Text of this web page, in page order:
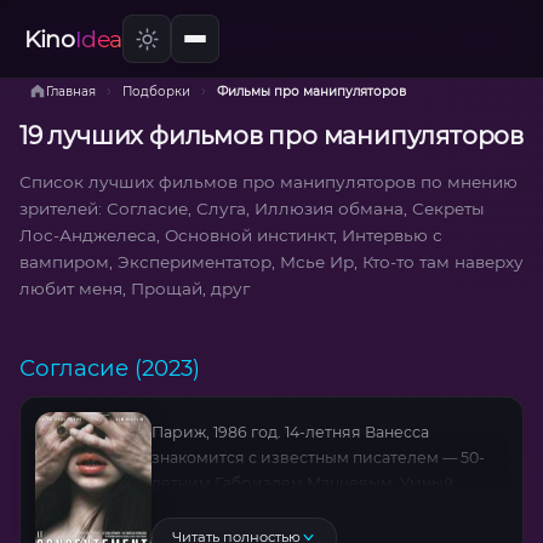
KinoIdea
Главная › Подборки › Фильмы про манипуляторов
19 лучших фильмов про манипуляторов
Список лучших фильмов про манипуляторов по мнению
зрителей: Согласие, Слуга, Иллюзия обмана, Секреты
Лос-Анджелеса, Основной инстинкт, Интервью с
вампиром, Экспериментатор, Мсье Ир, Кто-то там наверху
любит меня, Прощай, друг
Согласие (2023)
Париж, 1986 год. 14-летняя Ванесса
знакомится с известным писателем — 50-
девочку: провозглашает ее своей музой,
Читать полностью